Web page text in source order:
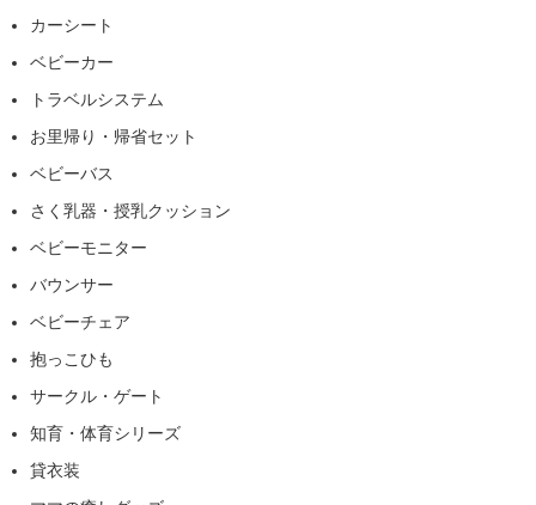
カーシート
ベビーカー
トラベルシステム
お里帰り・帰省セット
ベビーバス
さく乳器・授乳クッション
ベビーモニター
バウンサー
ベビーチェア
抱っこひも
サークル・ゲート
知育・体育シリーズ
貸衣装